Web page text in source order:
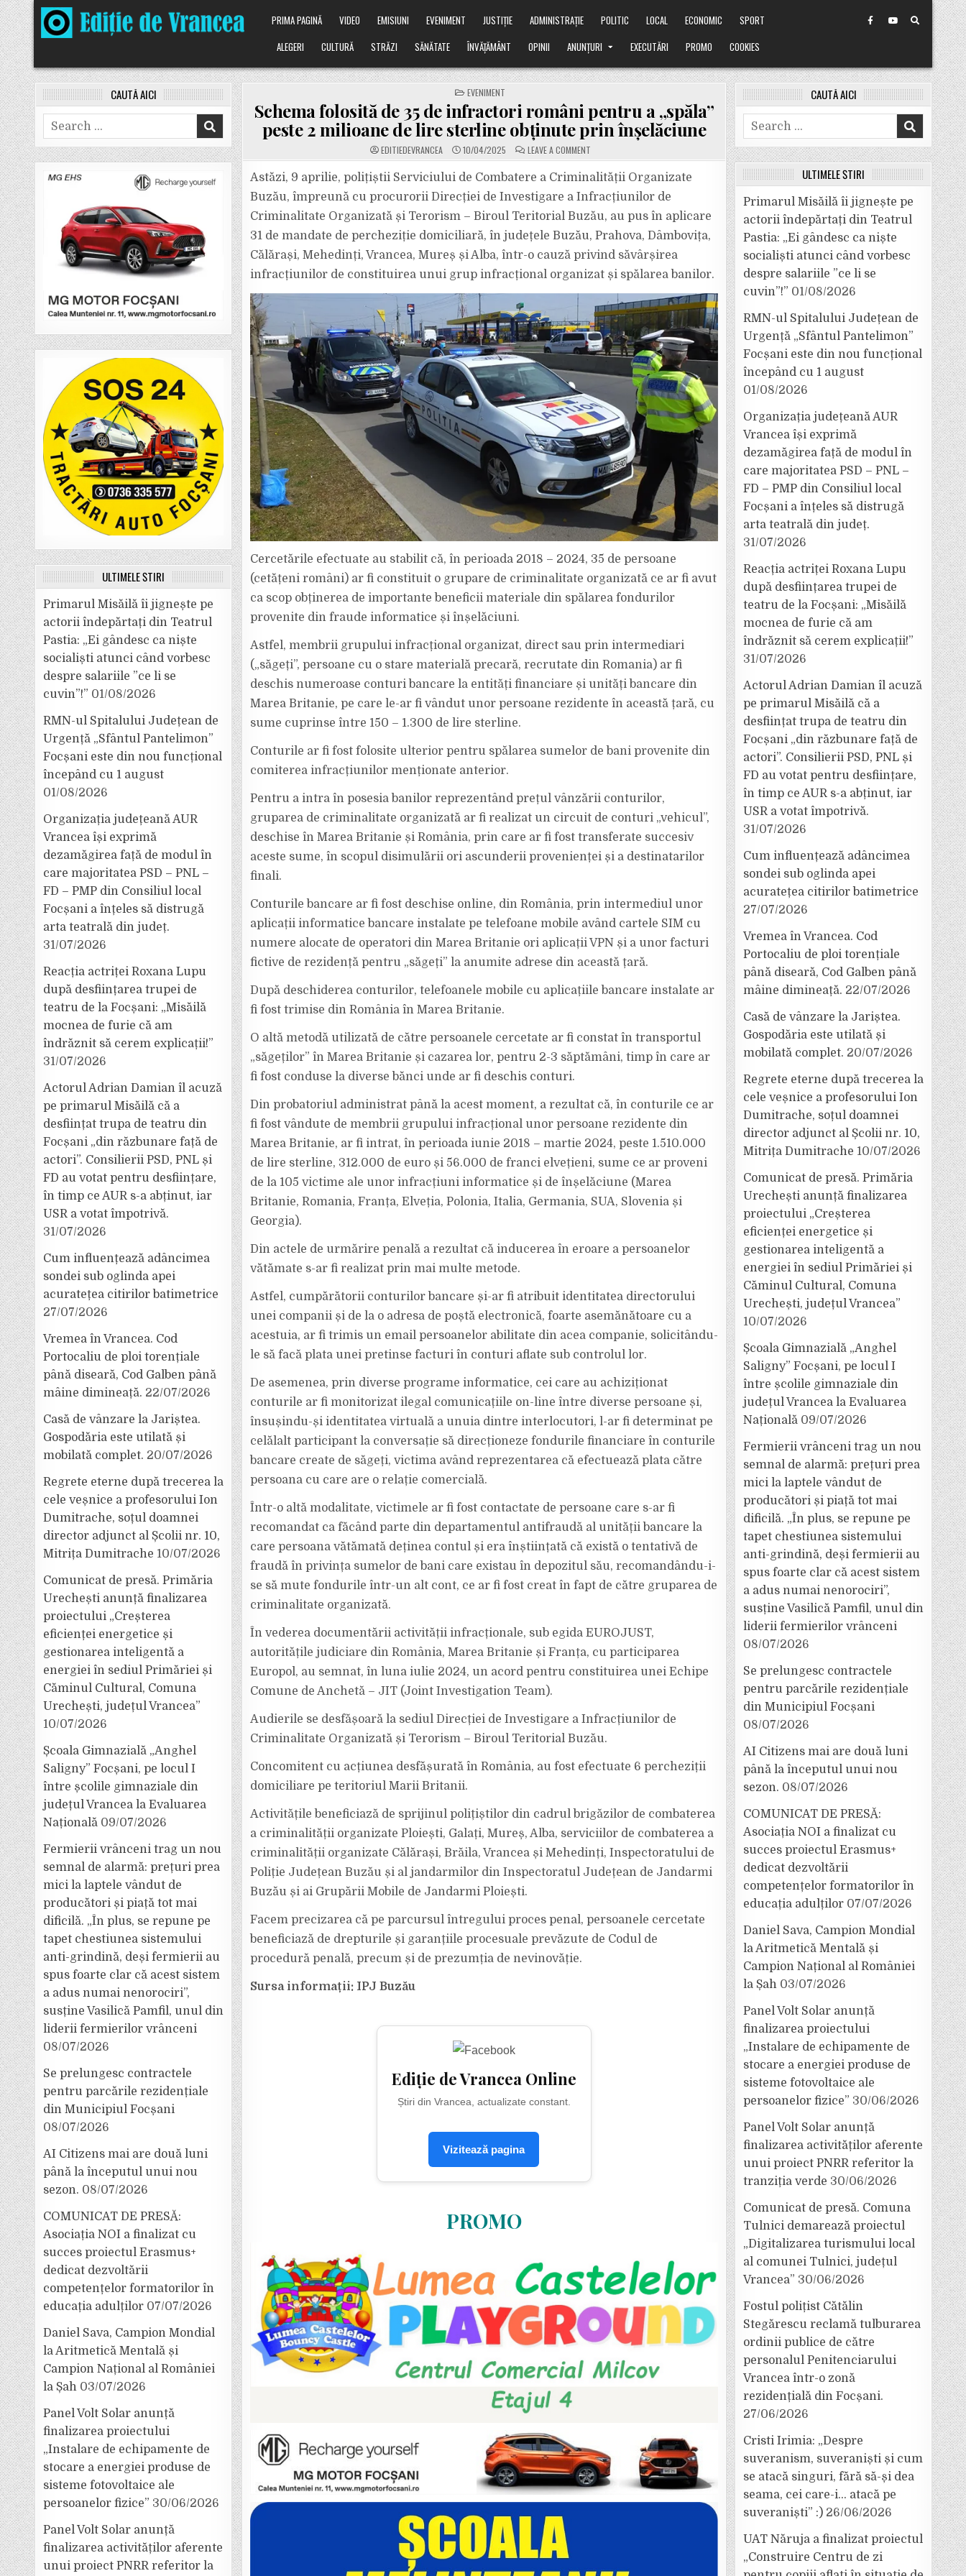
Skip
to
content
PRIMA PAGINĂ VIDEO EMISIUNI EVENIMENT JUSTIȚIE ADMINISTRAȚIE POLITIC LOCAL ECONOMIC
SPORT
ALEGERI
CULTURĂ STRĂZI SĂNĂTATE ÎNVĂȚĂMÂNT OPINII ANUNȚURI EXECUTĂRI PROMO COOKIES
POSTED
IN
EVENIMENT
Schema folosită de 35 de infractori români pentru a „spăla”
peste 2 milioane de lire sterline obținute prin înșelăciune
EDITIEDEVRANCEA 10/04/2025 LEAVE A COMMENTON
SCHEMA
DE
35
DE
INFRACTORI
ROMÂNI
PENTRU
„SPĂLA”
PESTE
2
MILIOANE
DE
LIRE
OBȚINUTE
PRIN
ÎNȘELĂCIUNE
Astăzi, 9 aprilie, polițiștii Serviciului de Combatere a Criminalității Organizate
Buzău, împreună cu procurorii Direcției de Investigare a Infracțiunilor de
Criminalitate Organizată și Terorism – Biroul Teritorial Buzău, au pus în aplicare
31 de mandate de percheziție domiciliară, în județele Buzău, Prahova, Dâmbovița,
Călărași, Mehedinți, Vrancea, Mureș și Alba, într-o cauză privind săvârșirea
infracțiunilor de constituirea unui grup infracțional organizat și spălarea banilor.
Cercetările efectuate au stabilit că, în perioada 2018 – 2024, 35 de persoane
(cetățeni români) ar fi constituit o grupare de criminalitate organizată ce ar fi avut
ca scop obținerea de importante beneficii materiale din spălarea fondurilor
provenite din fraude informatice și înșelăciuni.
Astfel, membrii grupului infracțional organizat, direct sau prin intermediari
(„săgeți”, persoane cu o stare materială precară, recrutate din Romania) ar fi
deschis numeroase conturi bancare la entități financiare și unități bancare din
Marea Britanie, pe care le-ar fi vândut unor persoane rezidente în această țară, cu
sume cuprinse între 150 – 1.300 de lire sterline.
Conturile ar fi fost folosite ulterior pentru spălarea sumelor de bani provenite din
comiterea infracțiunilor menționate anterior.
Pentru a intra în posesia banilor reprezentând prețul vânzării conturilor,
gruparea de criminalitate organizată ar fi realizat un circuit de conturi „vehicul”,
deschise în Marea Britanie și România, prin care ar fi fost transferate succesiv
aceste sume, în scopul disimulării ori ascunderii provenienței și a destinatarilor
finali.
Conturile bancare ar fi fost deschise online, din România, prin intermediul unor
aplicații informatice bancare instalate pe telefoane mobile având cartele SIM cu
numere alocate de operatori din Marea Britanie ori aplicații VPN și a unor facturi
fictive de rezidență pentru „săgeți” la anumite adrese din această țară.
După deschiderea conturilor, telefoanele mobile cu aplicațiile bancare instalate ar
fi fost trimise din România în Marea Britanie.
O altă metodă utilizată de către persoanele cercetate ar fi constat în transportul
„săgeților” în Marea Britanie și cazarea lor, pentru 2-3 săptămâni, timp în care ar
fi fost conduse la diverse bănci unde ar fi deschis conturi.
Din probatoriul administrat până la acest moment, a rezultat că, în conturile ce ar
fi fost vândute de membrii grupului infracțional unor persoane rezidente din
Marea Britanie, ar fi intrat, în perioada iunie 2018 – martie 2024, peste 1.510.000
de lire sterline, 312.000 de euro și 56.000 de franci elvețieni, sume ce ar proveni
de la 105 victime ale unor infracțiuni informatice și de înșelăciune (Marea
Britanie, Romania, Franța, Elveția, Polonia, Italia, Germania, SUA, Slovenia și
Georgia).
Din actele de urmărire penală a rezultat că inducerea în eroare a persoanelor
vătămate s-ar fi realizat prin mai multe metode.
Astfel, cumpărătorii conturilor bancare și-ar fi atribuit identitatea directorului
unei companii și de la o adresa de poștă electronică, foarte asemănătoare cu a
acestuia, ar fi trimis un email persoanelor abilitate din acea companie, solicitându-
le să facă plata unei pretinse facturi în conturi aflate sub controlul lor.
De asemenea, prin diverse programe informatice, cei care au achiziționat
conturile ar fi monitorizat ilegal comunicațiile on-line între diverse persoane și,
însușindu-și identitatea virtuală a unuia dintre interlocutori, l-ar fi determinat pe
celălalt participant la conversație să direcționeze fondurile financiare în conturile
bancare create de săgeți, victima având reprezentarea că efectuează plata către
persoana cu care are o relație comercială.
Într-o altă modalitate, victimele ar fi fost contactate de persoane care s-ar fi
recomandat ca făcând parte din departamentul antifraudă al unității bancare la
care persoana vătămată deținea contul și era înștiințată că există o tentativă de
fraudă în privința sumelor de bani care existau în depozitul său, recomandându-i-
se să mute fondurile într-un alt cont, ce ar fi fost creat în fapt de către gruparea de
criminalitate organizată.
În vederea documentării activității infracționale, sub egida EUROJUST,
autoritățile judiciare din România, Marea Britanie și Franța, cu participarea
Europol, au semnat, în luna iulie 2024, un acord pentru constituirea unei Echipe
Comune de Anchetă – JIT (Joint Investigation Team).
Audierile se desfășoară la sediul Direcției de Investigare a Infracțiunilor de
Criminalitate Organizată și Terorism – Biroul Teritorial Buzău.
Concomitent cu acțiunea desfășurată în România, au fost efectuate 6 percheziții
domiciliare pe teritoriul Marii Britanii.
Activitățile beneficiază de sprijinul polițiștilor din cadrul brigăzilor de combaterea
a criminalității organizate Ploiești, Galați, Mureș, Alba, serviciilor de combaterea a
criminalității organizate Călărași, Brăila, Vrancea și Mehedinți, Inspectoratului de
Poliție Județean Buzău și al jandarmilor din Inspectoratul Județean de Jandarmi
Buzău și ai Grupării Mobile de Jandarmi Ploiești.
Facem precizarea că pe parcursul întregului proces penal, persoanele cercetate
beneficiază de drepturile și garanțiile procesuale prevăzute de Codul de
procedură penală, precum și de prezumția de nevinovăție.
Sursa informații: IPJ Buzău
Ediție de Vrancea Online
Știri din Vrancea, actualizate constant.
Vizitează pagina
PROMO
CAUTĂ AICI
Search
for:
ULTIMELE ȘTIRI
Primarul Misăilă îi jignește pe
actorii îndepărtați din Teatrul
Pastia: „Ei gândesc ca niște
socialiști atunci când vorbesc
despre salariile ”ce li se
cuvin”!” 01/08/2026
RMN-ul Spitalului Județean de
Urgență „Sfântul Pantelimon”
Focșani este din nou funcțional
începând cu 1 august
01/08/2026
Organizația județeană AUR
Vrancea își exprimă
dezamăgirea față de modul în
care majoritatea PSD – PNL –
FD – PMP din Consiliul local
Focșani a înțeles să distrugă
arta teatrală din județ.
31/07/2026
Reacția actriței Roxana Lupu
după desființarea trupei de
teatru de la Focșani: „Misăilă
mocnea de furie că am
îndrăznit să cerem explicații!”
31/07/2026
Actorul Adrian Damian îl acuză
pe primarul Misăilă că a
desființat trupa de teatru din
Focșani „din răzbunare față de
actori”. Consilierii PSD, PNL și
FD au votat pentru desființare,
în timp ce AUR s-a abținut, iar
USR a votat împotrivă.
31/07/2026
Cum influențează adâncimea
sondei sub oglinda apei
acuratețea citirilor batimetrice
27/07/2026
Vremea în Vrancea. Cod
Portocaliu de ploi torențiale
până diseară, Cod Galben până
mâine dimineață. 22/07/2026
Casă de vânzare la Jariștea.
Gospodăria este utilată și
mobilată complet. 20/07/2026
Regrete eterne după trecerea la
cele veșnice a profesorului Ion
Dumitrache, soțul doamnei
director adjunct al Școlii nr. 10,
Mitrița Dumitrache 10/07/2026
Comunicat de presă. Primăria
Urechești anunță finalizarea
proiectului „Creșterea
eficienței energetice și
gestionarea inteligentă a
energiei în sediul Primăriei și
Căminul Cultural, Comuna
Urechești, județul Vrancea”
10/07/2026
Școala Gimnazială „Anghel
Saligny” Focșani, pe locul I
între școlile gimnaziale din
județul Vrancea la Evaluarea
Națională 09/07/2026
Fermierii vrânceni trag un nou
semnal de alarmă: prețuri prea
mici la laptele vândut de
producători și piață tot mai
dificilă. „În plus, se repune pe
tapet chestiunea sistemului
anti-grindină, deși fermierii au
spus foarte clar că acest sistem
a adus numai nenorociri”,
susține Vasilică Pamfil, unul din
liderii fermierilor vrânceni
08/07/2026
Se prelungesc contractele
pentru parcările rezidențiale
din Municipiul Focșani
08/07/2026
AI Citizens mai are două luni
până la începutul unui nou
sezon. 08/07/2026
COMUNICAT DE PRESĂ:
Asociația NOI a finalizat cu
succes proiectul Erasmus+
dedicat dezvoltării
competențelor formatorilor în
educația adulților 07/07/2026
Daniel Sava, Campion Mondial
la Aritmetică Mentală și
Campion Național al României
la Șah 03/07/2026
Panel Volt Solar anunță
finalizarea proiectului
„Instalare de echipamente de
stocare a energiei produse de
sisteme fotovoltaice ale
persoanelor fizice” 30/06/2026
Panel Volt Solar anunță
finalizarea activităților aferente
unui proiect PNRR referitor la
CAUTĂ AICI
Search
for:
ULTIMELE ȘTIRI
Primarul Misăilă îi jignește pe
actorii îndepărtați din Teatrul
Pastia: „Ei gândesc ca niște
socialiști atunci când vorbesc
despre salariile ”ce li se
cuvin”!” 01/08/2026
RMN-ul Spitalului Județean de
Urgență „Sfântul Pantelimon”
Focșani este din nou funcțional
începând cu 1 august
01/08/2026
Organizația județeană AUR
Vrancea își exprimă
dezamăgirea față de modul în
care majoritatea PSD – PNL –
FD – PMP din Consiliul local
Focșani a înțeles să distrugă
arta teatrală din județ.
31/07/2026
Reacția actriței Roxana Lupu
după desființarea trupei de
teatru de la Focșani: „Misăilă
mocnea de furie că am
îndrăznit să cerem explicații!”
31/07/2026
Actorul Adrian Damian îl acuză
pe primarul Misăilă că a
desființat trupa de teatru din
Focșani „din răzbunare față de
actori”. Consilierii PSD, PNL și
FD au votat pentru desființare,
în timp ce AUR s-a abținut, iar
USR a votat împotrivă.
31/07/2026
Cum influențează adâncimea
sondei sub oglinda apei
acuratețea citirilor batimetrice
27/07/2026
Vremea în Vrancea. Cod
Portocaliu de ploi torențiale
până diseară, Cod Galben până
mâine dimineață. 22/07/2026
Casă de vânzare la Jariștea.
Gospodăria este utilată și
mobilată complet. 20/07/2026
Regrete eterne după trecerea la
cele veșnice a profesorului Ion
Dumitrache, soțul doamnei
director adjunct al Școlii nr. 10,
Mitrița Dumitrache 10/07/2026
Comunicat de presă. Primăria
Urechești anunță finalizarea
proiectului „Creșterea
eficienței energetice și
gestionarea inteligentă a
energiei în sediul Primăriei și
Căminul Cultural, Comuna
Urechești, județul Vrancea”
10/07/2026
Școala Gimnazială „Anghel
Saligny” Focșani, pe locul I
între școlile gimnaziale din
județul Vrancea la Evaluarea
Națională 09/07/2026
Fermierii vrânceni trag un nou
semnal de alarmă: prețuri prea
mici la laptele vândut de
producători și piață tot mai
dificilă. „În plus, se repune pe
tapet chestiunea sistemului
anti-grindină, deși fermierii au
spus foarte clar că acest sistem
a adus numai nenorociri”,
susține Vasilică Pamfil, unul din
liderii fermierilor vrânceni
08/07/2026
Se prelungesc contractele
pentru parcările rezidențiale
din Municipiul Focșani
08/07/2026
AI Citizens mai are două luni
până la începutul unui nou
sezon. 08/07/2026
COMUNICAT DE PRESĂ:
Asociația NOI a finalizat cu
succes proiectul Erasmus+
dedicat dezvoltării
competențelor formatorilor în
educația adulților 07/07/2026
Daniel Sava, Campion Mondial
la Aritmetică Mentală și
Campion Național al României
la Șah 03/07/2026
Panel Volt Solar anunță
finalizarea proiectului
„Instalare de echipamente de
stocare a energiei produse de
sisteme fotovoltaice ale
persoanelor fizice” 30/06/2026
Panel Volt Solar anunță
finalizarea activităților aferente
unui proiect PNRR referitor la
tranziția verde 30/06/2026
Comunicat de presă. Comuna
Tulnici demarează proiectul
„Digitalizarea turismului local
al comunei Tulnici, județul
Vrancea” 30/06/2026
Fostul polițist Cătălin
Stegărescu reclamă tulburarea
ordinii publice de către
personalul Penitenciarului
Vrancea într-o zonă
rezidențială din Focșani.
27/06/2026
Cristi Irimia: „Despre
suveranism, suveraniști și cum
se atacă singuri, fără să-și dea
seama, cei care-i… atacă pe
suveraniști” :) 26/06/2026
UAT Năruja a finalizat proiectul
„Construire Centru de zi